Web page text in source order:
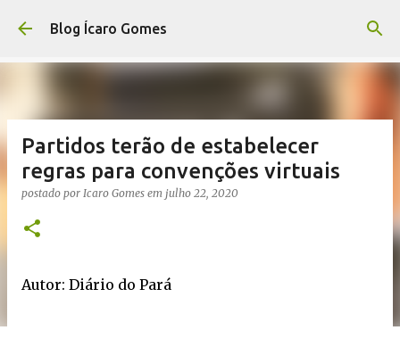
Pular para o conteúdo principal
Blog Ícaro Gomes
Partidos terão de estabelecer
regras para convenções virtuais
postado por Icaro Gomes em julho 22, 2020
Autor: Diário do Pará